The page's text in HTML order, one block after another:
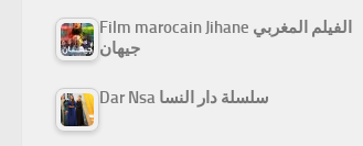
Film marocain Jihane الفيلم المغربي
جيهان
Dar Nsa سلسلة دار النسا